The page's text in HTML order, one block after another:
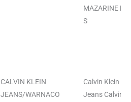
MAZARINE
S
CALVIN KLEIN
JEANS/WARNACO
Calvin Klein
Jeans Calvin